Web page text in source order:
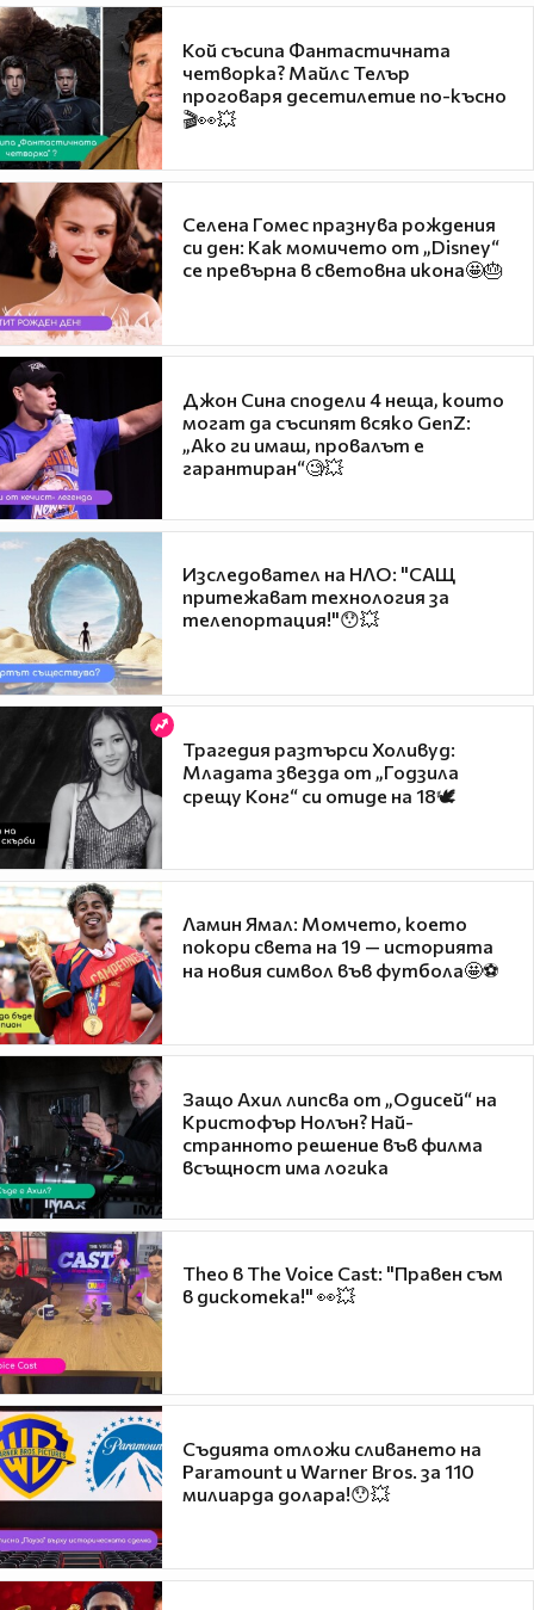
Кой съсипа Фантастичната
четворка? Майлс Телър
проговаря десетилетие по-късно
🎬👀💥
Селена Гомес празнува рождения
си ден: Как момичето от „Disney“
се превърна в световна икона🤩🎂
Джон Сина сподели 4 неща, които
могат да съсипят всяко GenZ:
„Ако ги имаш, провалът е
гарантиран“🧐💥
Изследовател на НЛО: "САЩ
притежават технология за
телепортация!"😯💥
Трагедия разтърси Холивуд:
Младата звезда от „Годзила
срещу Конг“ си отиде на 18🕊️
Ламин Ямал: Момчето, което
покори света на 19 — историята
на новия символ във футбола🤩⚽
Защо Ахил липсва от „Одисей“ на
Кристофър Нолън? Най-
странното решение във филма
всъщност има логика
Theo в The Voice Cast: "Правен съм
в дискотека!" 👀💥
Съдията отложи сливането на
Paramount и Warner Bros. за 110
милиарда долара!😯💥